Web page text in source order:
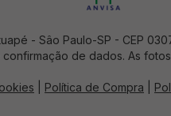
- Sâo Paulo-SP - CEP
de dados. As
Política de Compra